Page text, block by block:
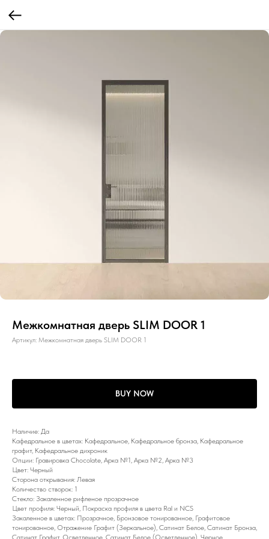
Межкомнатная дверь SLIM DOOR 1
Артикул: Межкомнатная дверь SLIM DOOR 1
BUY NOW
Наличие: Да
Кафедральное в цветах: Кафедральное, Кафедральное бронза, Кафедральное
графит, Кафедральное дихроник
Опции: Гравировка Chocolate, Арка №1, Арка №2, Арка №3
Цвет: Черный
Сторона открывания: Левая
Количество створок: 1
Стекло: Закаленное рифленое прозрачное
Цвет профиля: Черный, Покраска профиля в цвета Ral и NCS
Закаленное в цветах: Прозрачное, Бронзовое тонированное, Графитовое
тонированное, Отражение Графит (Зеркальное), Сатинат Белое, Сатинат Бронза,